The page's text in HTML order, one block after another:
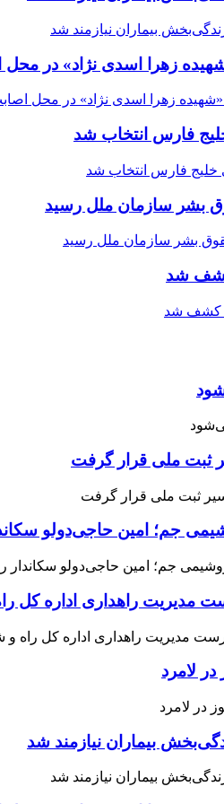
زهرا اسدی نژاد» در
فارس انتخاب شد
بشر سازمان ملل رسید
جم؛ امین حاجی‌دولو
مدیریت راهداری اداره کل
بیماران نیازمند شد